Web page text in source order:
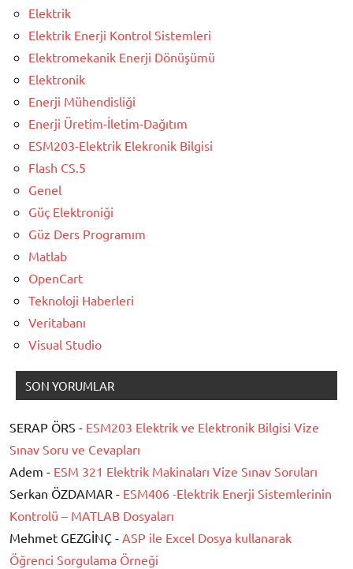
Elektrik
Elektrik Enerji Kontrol Sistemleri
Elektromekanik Enerji Dönüşümü
Elektronik
Enerji Mühendisliği
Enerji Üretim-İletim-Dağıtım
ESM203-Elektrik Elekronik Bilgisi
Flash CS.5
Genel
Güç Elektroniği
Güz Ders Programım
Matlab
OpenCart
Teknoloji Haberleri
Veritabanı
Visual Studio
SON YORUMLAR
SERAP ÖRS - ESM203 Elektrik ve Elektronik Bilgisi Vize
Sınav Soru ve Cevapları
Adem - ESM 321 Elektrik Makinaları Vize Sınav Soruları
Serkan ÖZDAMAR - ESM406 -Elektrik Enerji Sistemlerinin
Kontrolü – MATLAB Dosyaları
Mehmet GEZGİNÇ - ASP ile Excel Dosya kullanarak
Öğrenci Sorgulama Örneği